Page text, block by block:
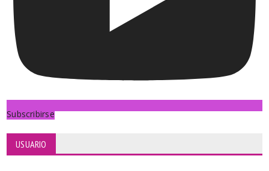
Subscribirse
USUARIO